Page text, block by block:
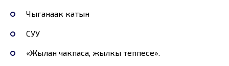
Чыганаак катын
СУУ
«Жылан чакпаса, жылкы теппесе».